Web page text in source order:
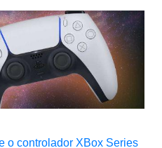
o controlador XBox Series